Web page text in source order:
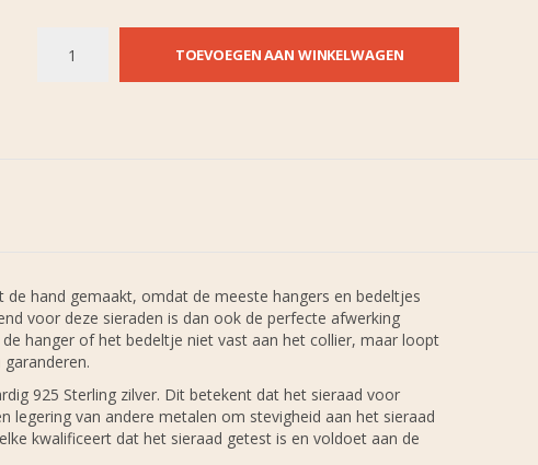
TOEVOEGEN AAN WINKELWAGEN
hand gemaakt, omdat de meeste hangers en bedeltjes
voor deze sieraden is dan ook de perfecte afwerking
hanger of het bedeltje niet vast aan het collier, maar loopt
925 Sterling zilver. Dit betekent dat het sieraad voor
legering van andere metalen om stevigheid aan het sieraad
kwalificeert dat het sieraad getest is en voldoet aan de